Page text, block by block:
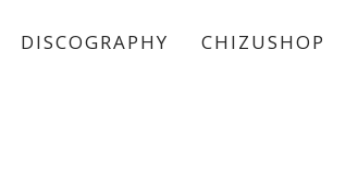
DISCOGRAPHY CHIZUSHOP